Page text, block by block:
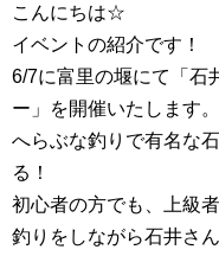
こんにちは☆
イベントの紹介です！
6/7に富里の堰にて「
ー」を開催いたします。
へらぶな釣りで有名な
る！
初心者の方でも、上級
釣りをしながら石井さ